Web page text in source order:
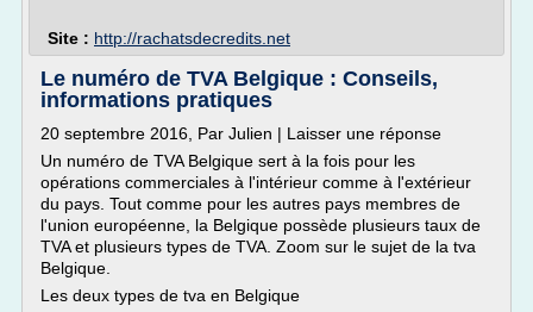
Site : http://rachatsdecredits.net
Le numéro de TVA Belgique : Conseils,
informations pratiques
20 septembre 2016, Par Julien | Laisser une réponse
Un numéro de TVA Belgique sert à la fois pour les
opérations commerciales à l'intérieur comme à l'extérieur
du pays. Tout comme pour les autres pays membres de
l'union européenne, la Belgique possède plusieurs taux de
TVA et plusieurs types de TVA. Zoom sur le sujet de la tva
Belgique.
Les deux types de tva en Belgique